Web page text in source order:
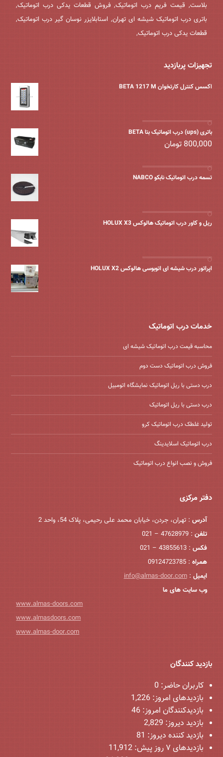
بلاست, قیمت فریم درب اتوماتیک, فروش قطعات یدکی درب اتوماتیک,
باتری درب اتوماتیک شیشه ای تهران, استابلایزر نوسان گیر درب اتوماتیک,
قطعات یدکی درب اتوماتیک,
تجهیزات پربازدید
اکسس کنترل کارتخوان BETA 1217 M
باتری (ups) درب اتوماتیک بتا BETA
800,000 تومان
تسمه درب اتوماتیک نابکو NABCO
ریل و کاور درب اتوماتیک هالوکس HOLUX X3
اپراتور درب شیشه ای اتوبوسی هالوکس HOLUX X2
خدمات درب اتوماتیک
محاسبه قیمت درب اتوماتیک شیشه ‌ای
فروش درب اتوماتیک دست دوم
درب دستی با ریل اتوماتیک نمایشگاه اتومبیل
درب دستی با ریل اتوماتیک
تولید غلطک درب اتوماتیک کرو
درب اتوماتیک اسلایدینگ
فروش و نصب انواع درب اتوماتیک
دفتر مرکزی
آدرس : تهران، جردن، خیابان محمد علی رحیمی، پلاک 54، واحد 2
تلفن : 47628979 – 021
فکس : 43855613 – 021
همراه : 09124723785
ایمیل :
info@almas-door.com
وب سایت های ما
www.almas-doors.com
www.almasdoors.com
www.almas-door.com
بازدید کنندگان
کاربران حاضر: 0
بازدیدهای امروز:1,226
بازدیدکنندگان امروز:46
بازدید دیروز: 2,829
بازدید کننده دیروز: 81
بازدیدهای ۷ روز پیش:
11,912